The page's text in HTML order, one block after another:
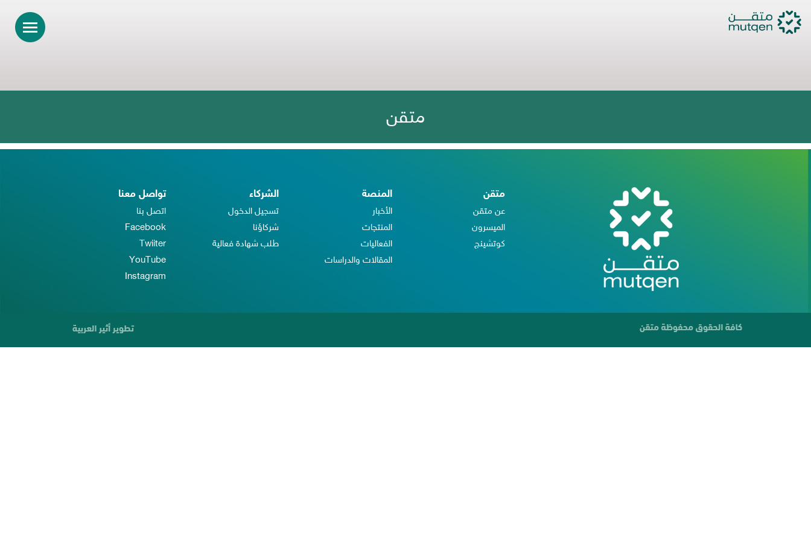
متقن
متقن
عن متقن
الميسرون
كوتشينج
المنصة
الأخبار
المنتجات
الفعاليات
المقالات والدراسات
الشركاء
تسجيل الدخول
شركاؤنا
طلب شهادة فعالية
تواصل معنا
اتصل بنا
Facebook
Twiiter
YouTube
Instagram